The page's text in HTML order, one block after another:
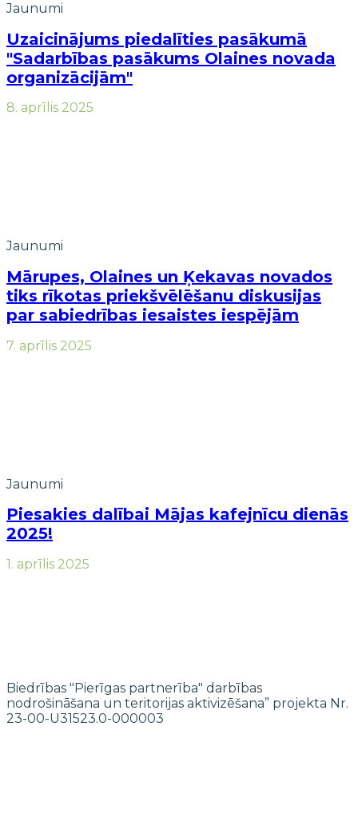
Jaunumi
Uzaicinājums piedalīties pasākumā
"Sadarbības pasākums Olaines novada
organizācijām"
8. aprīlis 2025
Jaunumi
Mārupes, Olaines un Ķekavas novados
tiks rīkotas priekšvēlēšanu diskusijas
par sabiedrības iesaistes iespējām
7. aprīlis 2025
Jaunumi
Piesakies dalībai Mājas kafejnīcu dienās
2025!
1. aprīlis 2025
Biedrības "Pierīgas partnerība" darbības
nodrošināšana un teritorijas aktivizēšana” projekta Nr.
23-00-U31523.0-000003